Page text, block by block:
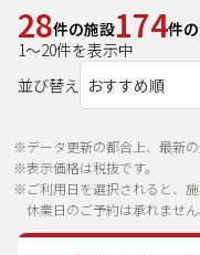
28件の施設174件
1～20件を表示中
並び替え
※データ更新の都合上、最新の
※表示価格は税抜です。
※ご利用日を選択されると、施
休業日のご予約は承れませ